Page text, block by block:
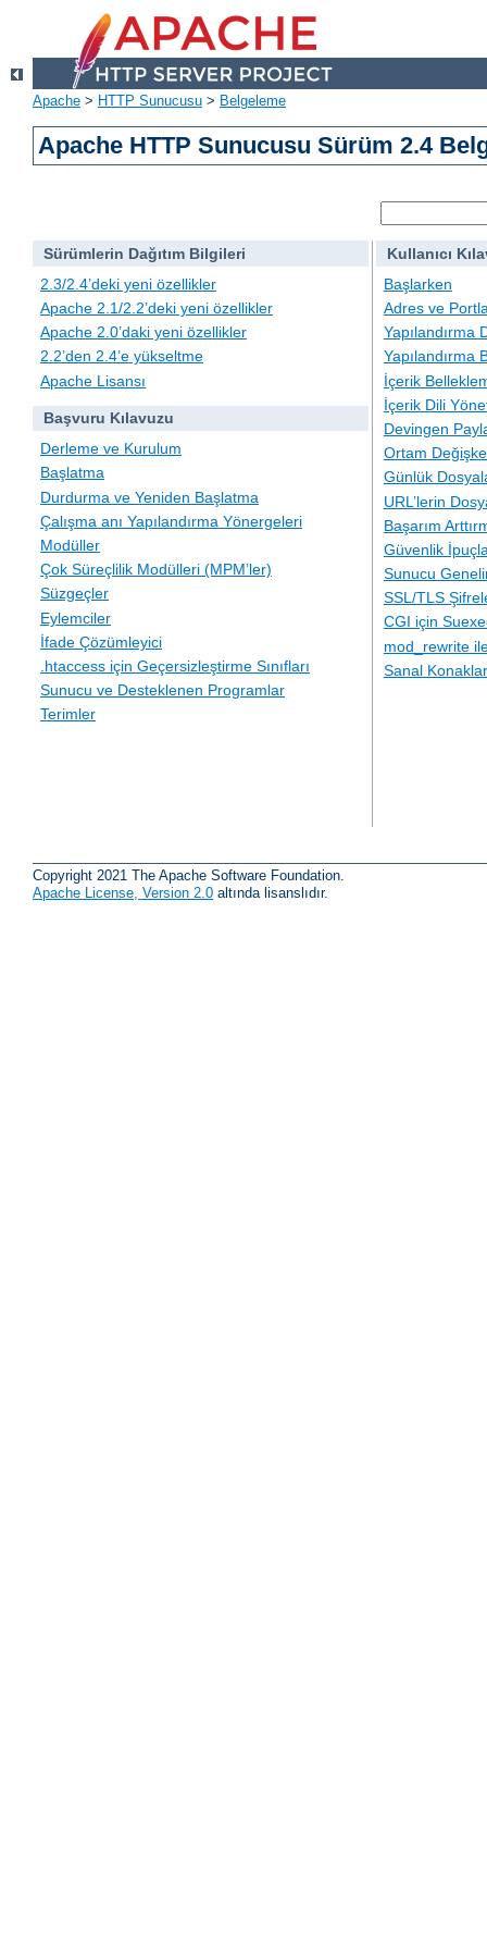
Apache > HTTP Sunucusu > Belgeleme
Apache HTTP Sunucusu Sürüm 2.4
Sürümlerin Dağıtım Bilgileri
2.3/2.4’deki yeni özellikler
Apache 2.1/2.2’deki yeni özellikler
Apache 2.0’daki yeni özellikler
2.2’den 2.4’e yükseltme
Apache Lisansı
Başvuru Kılavuzu
Derleme ve Kurulum
Başlatma
Durdurma ve Yeniden Başlatma
Çalışma anı Yapılandırma Yönergeleri
Modüller
Çok Süreçlilik Modülleri (MPM’ler)
Süzgeçler
Eylemciler
İfade Çözümleyici
.htaccess için Geçersizleştirme Sınıfları
Sunucu ve Desteklenen Programlar
Terimler
Kullanıcı
Başlarken
Adres ve
Yapılandırma
Yapılandırma
İçerik
İçerik Dili
Devingen
Ortam
Günlük
URL’lerin
Başarım
Güvenlik
Sunucu
SSL/TLS
CGI için
mod_rewrite
Sanal Konaklar
Copyright 2021 The Apache Software Foundation.
Apache License, Version 2.0 altında lisanslıdır.